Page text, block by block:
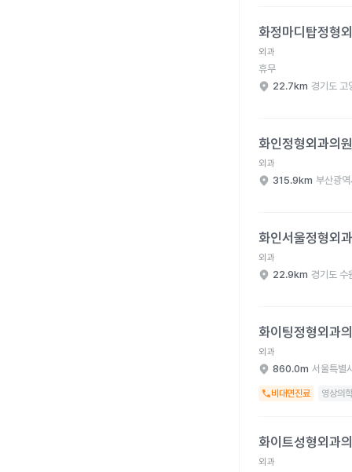
화정마디탑정형
외과
휴무
22.7km 경기도 고
화인정형외과의원
외과
315.9km 부산광
화인서울정형외
외과
22.9km 경기도 수
화이팅정형외과
외과
860.0m 서울특별
비대면진료 영상의
화이트성형외과
외과